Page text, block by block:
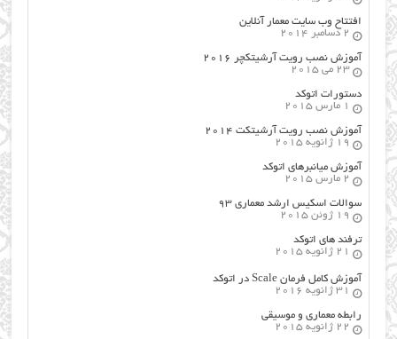
افتتاح وب سایت معمار آنلاین
2 دسامبر 2014
آموزش نصب رویت آرشیتکچر ۲۰۱۶
23 می 2015
دستورات اتوکد
1 مارس 2015
آموزش نصب رویت آرشیتکت ۲۰۱۴
19 ژانویه 2015
آموزش میانبرهای اتوکد
2 مارس 2015
سوالات اسکیس ارشد معماری ۹۳
19 ژوئن 2015
ترفند های اتوکد
21 ژانویه 2015
آموزش کامل فرمان Scale در اتوکد
31 ژانویه 2016
رابطه معماری و موسیقی
22 ژانویه 2015